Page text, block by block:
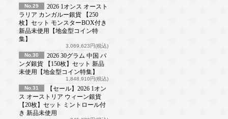
No.29
2026 1オンス オースト
ラリア カンガルー銀貨 【250
枚】セット モンスターBOX付き
新品未使用【地金型コイン特
集】
3,069,623円(税込)
No.30
2026 30グラム 中国 パ
ンダ銀貨 【150枚】セット 新品
未使用【地金型コイン特集】
1,848,910円(税込)
No.31
【セール】2026 1オン
ス オーストリア ウィーン銀貨
【20枚】セット ミントロール付
き 新品未使用